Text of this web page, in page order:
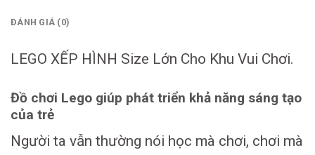
ĐÁNH GIÁ (0)
LEGO XẾP HÌNH Size Lớn Cho Khu Vui Chơi.
Đồ chơi Lego giúp phát triển khả năng sáng tạo
của trẻ
Người ta vẫn thường nói học mà chơi, chơi mà